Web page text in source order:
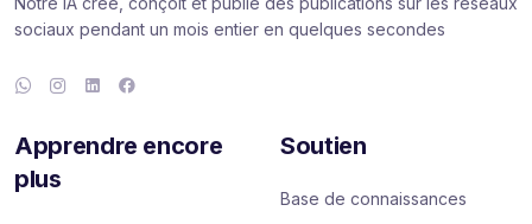
sociaux pendant un mois entier en quelques secondes
Apprendre encore
plus
Soutien
Base de connaissances